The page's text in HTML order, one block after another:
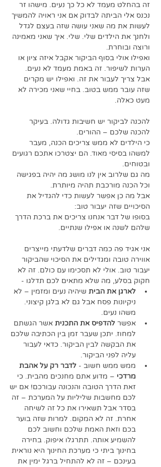
זה בהחלט מעמד לא כל כך נעים. מישהו זר
נכנס אלי הביתה לבדוק אם אני ראויה להמשיך
לעשות את מה שאני עושה שזה בעצם לגדל
ולחנך את הילדים שלי. שלי. איך שאני מאמינה
ורוצה ובוחרת.
ואפילו אולי בסוף הביקור אקבל איזה ציון או
הערות לשיפור. זה באמת מעמד לא נעים.
אבל צריך לעבור את זה. ואפילו יש מקרים
שזה עובר ממש בטוב. בחיי שאני מכירה לא
מעט כאלה.
להכנה לביקור יש חשיבות גדולה. בעיקר
להכנה שלכם – ההורים.
כי הילדים לא ממש צריכים הכנה, מעבר
למשהו בסיסי מאוד. הם יצטרכו אתכם רגועים
ובטוחים.
מה גם שלרוב אין לנו מושג מה יהיה בפגישה
וכל הכנה מורכבת תהיה מיותרת.
אבל מה כן אפשר לעשות כדי להגדיל את
הסיכויים שזה יעבור טוב:
בסופו של דבר אנחנו צריכים את ברכת הדרך
שלהם לשנה או אפילו שנתיים.
אני אגיד פה כמה דברים שלדעתי מייצרים
אווירה טובה ומגדילים את הסיכוי שהביקור
יעבור טוב. אולי לא תסכימו עם כולם. זה לא
חקוק בסלע, מה שלא מתאים לכם תדלגו -
לארגן את הבית שיהיה נעים ומזמין – לא
ניקיונות פסח אבל גם לא בלגן קיצוני.
משהו נעים.
אפשר להדפיס את התכנית אשר הגשתם
למחוז. יתכן שעבר זמן בין הכתיבה שלכם
את הבקשה לבין הביקור. כדאי לעבור
עליה לפני הביקור.
ממש ממש חשוב - לדבר רק על אהבת
מרדכי – מדוע אתם מחנכים מהבית. כי
זאת הדרך הטובה והנכונה עבורכם! אם יש
לכם מחשבות שליליות על המערכת – זה
בסדר אבל תשאירו את כל זה לשיחה
אחרת. זה לא המקום. למרות שזה בוער
בכם וזאת האמת שלכם וחשוב לכם
להשמיע אותה. תתרגלו איפוק. בחירה
בחינוך ביתי כי מערכת החינוך היא נוראית
בעינכם – זה לא להתחיל ברגל ימין את